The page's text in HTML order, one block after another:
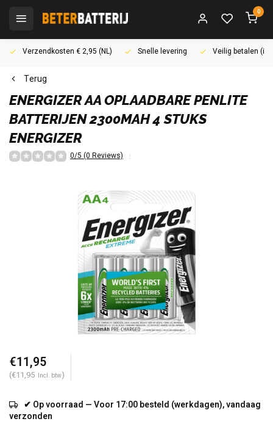
0
Verzendkosten € 2,95 (NL) Snelle levering Veilig betalen
Terug
ENERGIZERAA OPLAADBARE PENLITE
BATTERIJEN 2300MAH 4 STUKS
ENERGIZER
0/5 (0 Reviews)
€11,95
(€11,95 Incl. btw)
✔ Op voorraad — Voor 17:00 besteld (werkdagen), vandaag
verzonden